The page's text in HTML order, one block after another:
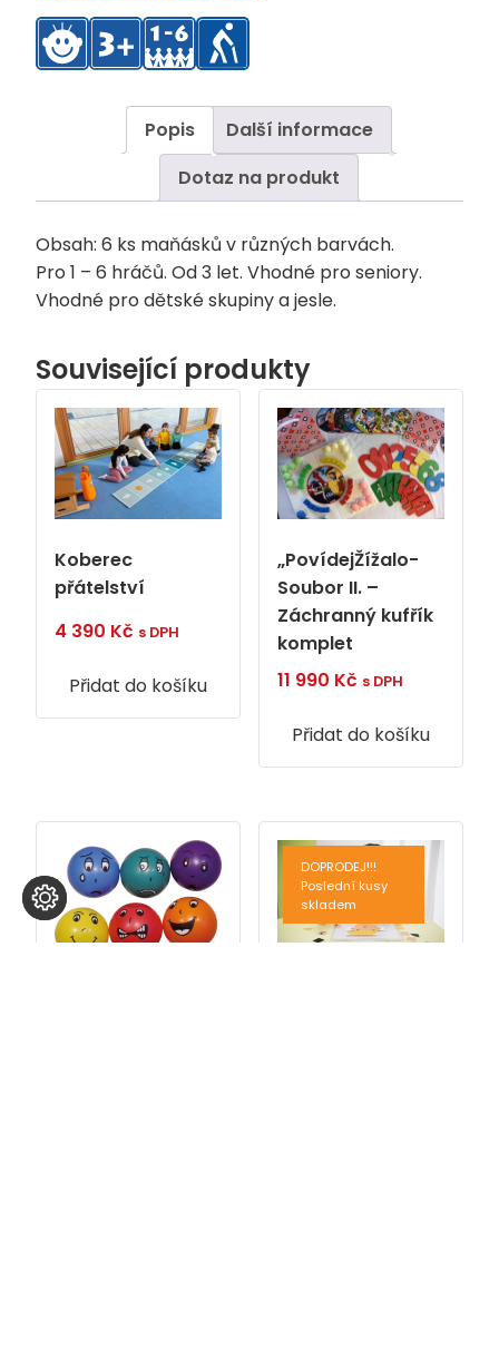
Popis
Další informace
Dotaz na produkt
Obsah: 6 ks maňásků v různých barvách.
Pro 1 – 6 hráčů. Od 3 let. Vhodné pro seniory.
Vhodné pro dětské skupiny a jesle.
Související produkty
Koberec
přátelství
4 390 Kč s DPH
Přidat do košíku
„PovídejŽížalo-
Soubor II. –
Záchranný kufřík
komplet
11 990 Kč s DPH
Přidat do košíku
DOPRODEJ!!!
Poslední kusy
skladem